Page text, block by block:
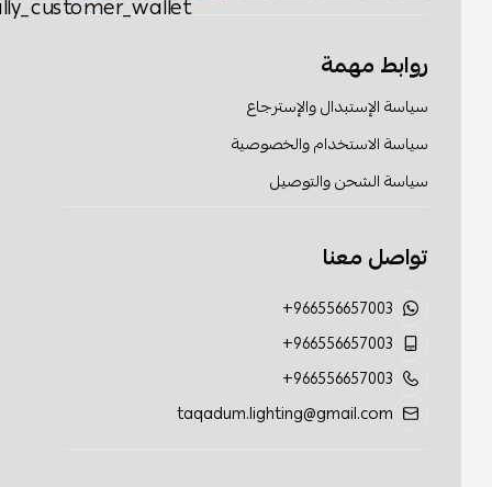
روابط مهمة
سياسة الإستبدال والإسترجاع
سياسة الاستخدام والخصوصية
سياسة الشحن والتوصيل
تواصل معنا
+966556657003
+966556657003
+966556657003
taqadum.lighting@gmail.com